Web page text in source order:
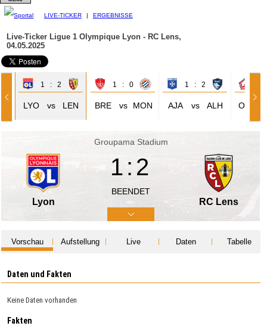
LIVE-TICKER | ERGEBNISSE
Live-Ticker Ligue 1 Olympique Lyon - RC Lens,
04.05.2025
1 : 2
LYO vs LEN
1 : 0
BRE vs MON
1 : 2
AJA vs ALH OSC
Groupama Stadium
Lyon
1:2
BEENDET
RC Lens
Vorschau Aufstellung Live Daten Tabelle
Daten und Fakten
Keine Daten vorhanden
Fakten